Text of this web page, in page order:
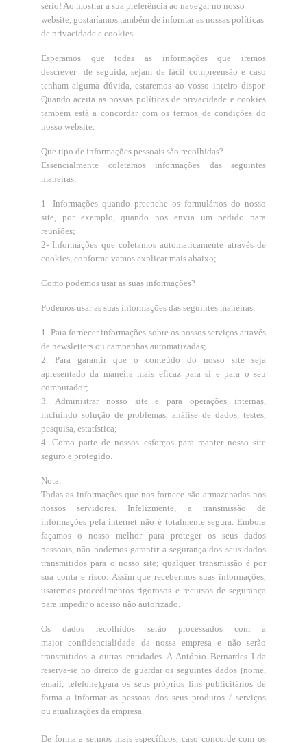
sério! Ao mostrar a sua preferência ao navegar no nosso
website, gostaríamos também de informar as nossas políticas
de privacidade e cookies.
Esperamos que todas as informações que iremos
descrever de seguida, sejam de fácil compreensão e caso
tenham alguma dúvida, estaremos ao vosso inteiro dispor.
Quando aceita as nossas políticas de privacidade e cookies
também está a concordar com os termos de condições do
nosso website.
Que tipo de informações pessoais são recolhidas?
Essencialmente coletamos informações das seguintes
maneiras:
1- Informações quando preenche os formulários do nosso
site, por exemplo, quando nos envia um pedido para
reuniões;
2- Informações que coletamos automaticamente através de
cookies, conforme vamos explicar mais abaixo;
Como podemos usar as suas informações?
Podemos usar as suas informações das seguintes maneiras:
1- Para fornecer informações sobre os nossos serviços através
de newsletters ou campanhas automatizadas;
2. Para garantir que o conteúdo do nosso site seja
apresentado da maneira mais eficaz para si e para o seu
computador;
3. Administrar nosso site e para operações internas,
incluindo solução de problemas, análise de dados, testes,
pesquisa, estatística;
4. Como parte de nossos esforços para manter nosso site
seguro e protegido.
Nota:
Todas as informações que nos fornece são armazenadas nos
nossos servidores. Infelizmente, a transmissão de
informações pela internet não é totalmente segura. Embora
façamos o nosso melhor para proteger os seus dados
pessoais, não podemos garantir a segurança dos seus dados
transmitidos para o nosso site; qualquer transmissão é por
sua conta e risco. Assim que recebermos suas informações,
usaremos procedimentos rigorosos e recursos de segurança
para impedir o acesso não autorizado.
Os dados recolhidos serão processados com a
maior confidencialidade da nossa empresa e não serão
transmitidos a outras entidades. A António Bernardes Lda
reserva-se no direito de guardar os seguintes dados (nome,
email, telefone),para os seus próprios fins publicitários de
forma a informar as pessoas dos seus produtos / serviços
ou atualizações da empresa.
De forma a sermos mais específicos, caso concorde com os